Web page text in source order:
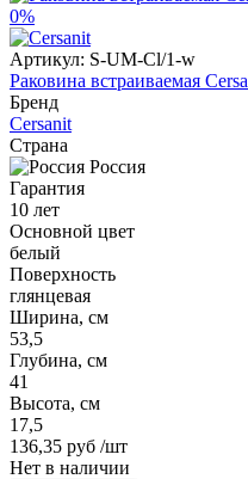
0%
Артикул: S-UM-Cl/1-w
Раковина встраиваемая
Бренд
Cersanit
Страна
Россия
Гарантия
10 лет
Основной цвет
белый
Поверхность
глянцевая
Ширина, см
53,5
Глубина, см
41
Высота, см
17,5
136,35 руб /шт
Нет в наличии